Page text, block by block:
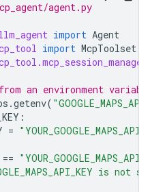
agent.py
import Agent
import McpToolset
an environment
.getenv(
:
=
==
is not